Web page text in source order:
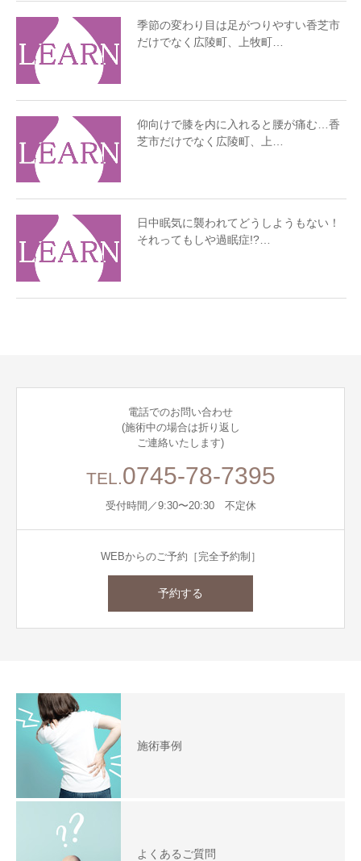
季節の変わり目は足がつりやすい香芝市
だけでなく広陵町、上牧町…
仰向けで膝を内に入れると腰が痛む…香
芝市だけでなく広陵町、上…
日中眠気に襲われてどうしようもない！
それってもしや過眠症!?…
電話でのお問い合わせ
(施術中の場合は折り返し
ご連絡いたします)
TEL.0745-78-7395
受付時間／9:30〜20:30 不定休
WEBからのご予約［完全予約制］
予約する
施術事例
よくあるご質問